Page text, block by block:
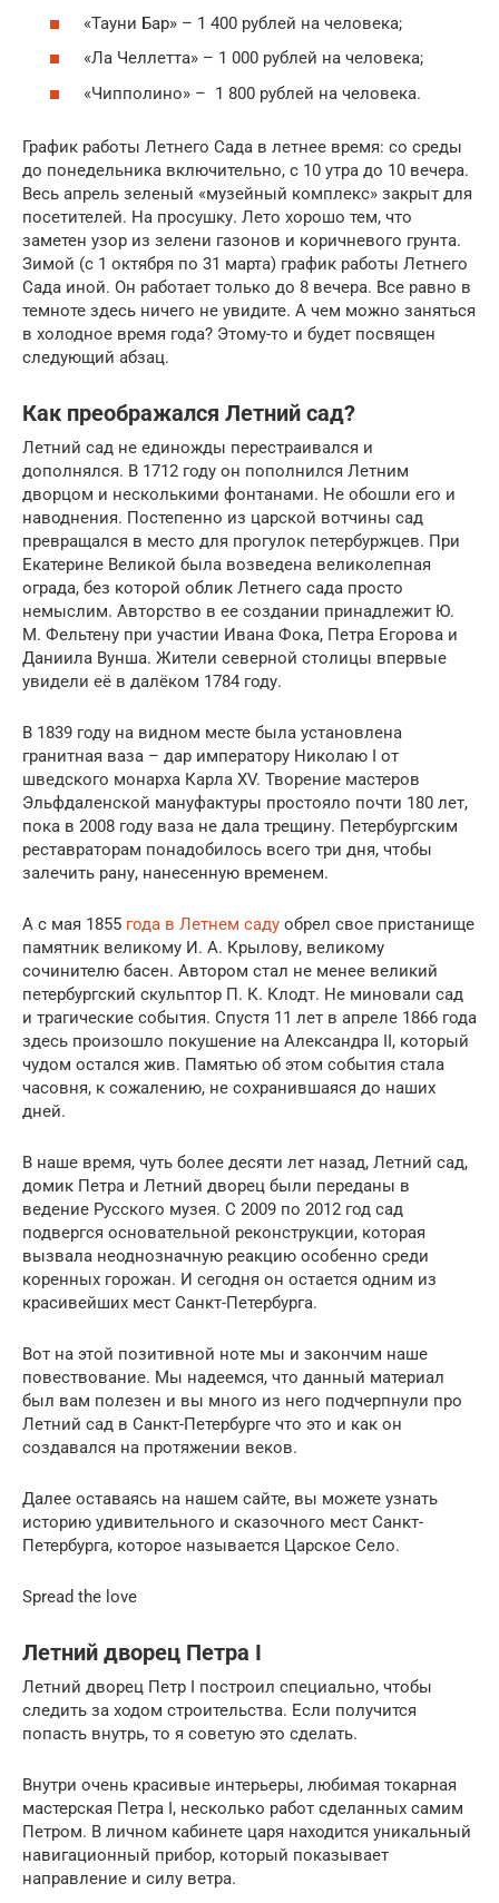
«Тауни Бар» – 1 400 рублей на человека;
«Ла Челлетта» – 1 000 рублей на человека;
«Чипполино» – 1 800 рублей на человека.
График работы Летнего Сада в летнее время: со среды
до понедельника включительно, с 10 утра до 10 вечера.
Весь апрель зеленый «музейный комплекс» закрыт для
посетителей. На просушку. Лето хорошо тем, что
заметен узор из зелени газонов и коричневого грунта.
Зимой (с 1 октября по 31 марта) график работы Летнего
Сада иной. Он работает только до 8 вечера. Все равно в
темноте здесь ничего не увидите. А чем можно заняться
в холодное время года? Этому-то и будет посвящен
следующий абзац.
Как преображался Летний сад?
Летний сад не единожды перестраивался и
дополнялся. В 1712 году он пополнился Летним
дворцом и несколькими фонтанами. Не обошли его и
наводнения. Постепенно из царской вотчины сад
превращался в место для прогулок петербуржцев. При
Екатерине Великой была возведена великолепная
ограда, без которой облик Летнего сада просто
немыслим. Авторство в ее создании принадлежит Ю.
М. Фельтену при участии Ивана Фока, Петра Егорова и
Даниила Вунша. Жители северной столицы впервые
увидели её в далёком 1784 году.
В 1839 году на видном месте была установлена
гранитная ваза – дар императору Николаю I от
шведского монарха Карла XV. Творение мастеров
Эльфдаленской мануфактуры простояло почти 180 лет,
пока в 2008 году ваза не дала трещину. Петербургским
реставраторам понадобилось всего три дня, чтобы
залечить рану, нанесенную временем.
А с мая 1855 года в Летнем саду обрел свое пристанище
памятник великому И. А. Крылову, великому
сочинителю басен. Автором стал не менее великий
петербургский скульптор П. К. Клодт. Не миновали сад
и трагические события. Спустя 11 лет в апреле 1866 года
здесь произошло покушение на Александра II, который
чудом остался жив. Памятью об этом события стала
часовня, к сожалению, не сохранившаяся до наших
дней.
В наше время, чуть более десяти лет назад, Летний сад,
домик Петра и Летний дворец были переданы в
ведение Русского музея. С 2009 по 2012 год сад
подвергся основательной реконструкции, которая
вызвала неоднозначную реакцию особенно среди
коренных горожан. И сегодня он остается одним из
красивейших мест Санкт-Петербурга.
Вот на этой позитивной ноте мы и закончим наше
повествование. Мы надеемся, что данный материал
был вам полезен и вы много из него подчерпнули про
Летний сад в Санкт-Петербурге что это и как он
создавался на протяжении веков.
Далее оставаясь на нашем сайте, вы можете узнать
историю удивительного и сказочного мест Санкт-
Петербурга, которое называется Царское Село.
Spread the love
Летний дворец Петра I
Летний дворец Петр I построил специально, чтобы
следить за ходом строительства. Если получится
попасть внутрь, то я советую это сделать.
Внутри очень красивые интерьеры, любимая токарная
мастерская Петра I, несколько работ сделанных самим
Петром. В личном кабинете царя находится уникальный
навигационный прибор, который показывает
направление и силу ветра.